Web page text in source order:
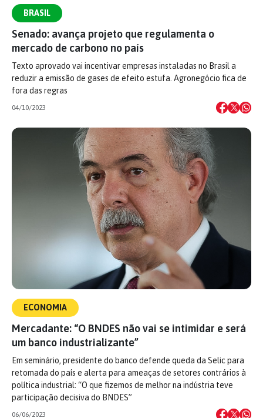
BRASIL
Senado: avança projeto que regulamenta o
mercado de carbono no país
Texto aprovado vai incentivar empresas instaladas no Brasil a
reduzir a emissão de gases de efeito estufa. Agronegócio fica de
fora das regras
04/10/2023
ECONOMIA
Mercadante: “O BNDES não vai se intimidar e será
um banco industrializante”
Em seminário, presidente do banco defende queda da Selic para
retomada do país e alerta para ameaças de setores contrários à
política industrial: “O que fizemos de melhor na indústria teve
participação decisiva do BNDES”
06/06/2023